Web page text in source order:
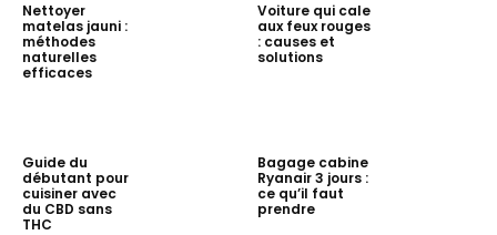
Nettoyer
matelas jauni :
méthodes
naturelles
efficaces
Voiture qui cale
aux feux rouges
: causes et
solutions
Guide du
débutant pour
cuisiner avec
du CBD sans
THC
Bagage cabine
Ryanair 3 jours :
ce qu’il faut
prendre